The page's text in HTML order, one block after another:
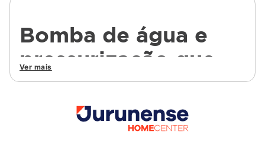
Bomba de água e
pressurização que
garantem conforto e
eficiência no uso
Ver mais